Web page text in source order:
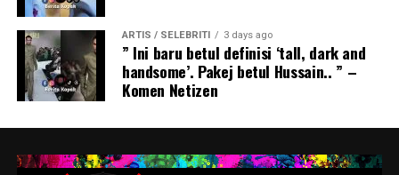
ARTIS / SELEBRITI 3 days ago
” Ini baru betul definisi ‘tall, dark and
handsome’. Pakej betul Hussain.. ” –
Komen Netizen